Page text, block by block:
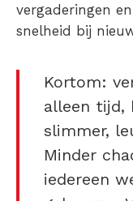
vergaderingen
snelheid bij
Kortom:
alleen tijd,
slimmer,
Minder
iedereen